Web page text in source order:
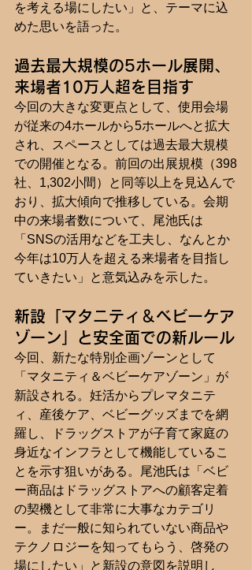
を考える場にしたい」と、テーマに込
めた思いを語った。
過去最大規模の5ホール展開、
来場者10万人超を目指す
今回の大きな変更点として、使用会場
が従来の4ホールから5ホールへと拡大
され、スペースとしては過去最大規模
での開催となる。前回の出展規模（398
社、1,302小間）と同等以上を見込んで
おり、拡大傾向で推移している。会期
中の来場者数について、尾池氏は
「SNSの活用などを工夫し、なんとか
今年は10万人を超える来場者を目指し
ていきたい」と意気込みを示した。
新設「マタニティ＆ベビーケア
ゾーン」と安全面での新ルール
今回、新たな特別企画ゾーンとして
「マタニティ＆ベビーケアゾーン」が
新設される。妊活からプレマタニテ
ィ、産後ケア、ベビーグッズまでを網
羅し、ドラッグストアが子育て家庭の
身近なインフラとして機能しているこ
とを示す狙いがある。尾池氏は「ベビ
ー商品はドラッグストアへの顧客定着
の契機として非常に大事なカテゴリ
ー。まだ一般に知られていない商品や
テクノロジーを知ってもらう、啓発の
場にしたい」と新設の意図を説明し